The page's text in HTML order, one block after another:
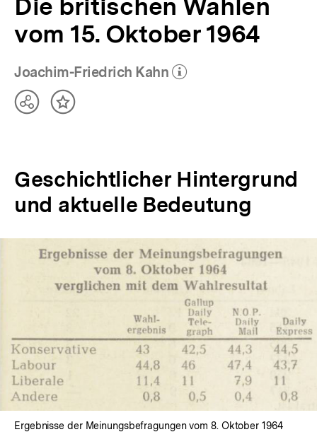
Die britischen Wahlen
vom 15. Oktober 1964
Joachim-Friedrich Kahn
(Mehr zum Autor)
TeilenInhalt
Geschichtlicher Hintergrund
und aktuelle Bedeutung
In
Lightbox
öffnen
Ergebnisse der Meinungsbefragungen vom 8. Oktober 1964